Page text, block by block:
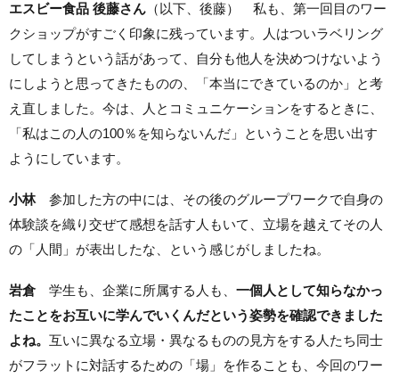
エスビー食品 後藤さん （以下、後藤） 私も、第一回目のワー
クショップがすごく印象に残っています。人はついラベリング
してしまうという話があって、自分も他人を決めつけないよう
にしようと思ってきたものの、「本当にできているのか」と考
え直しました。今は、人とコミュニケーションをするときに、
「私はこの人の100％を知らないんだ」ということを思い出す
ようにしています。
小林参加した方の中には、その後のグループワークで自身の
体験談を織り交ぜて感想を話す人もいて、立場を越えてその人
の「人間」が表出したな、という感じがしましたね。
岩倉 学生も、企業に所属する人も、 一個人として知らなかっ
たことをお互いに学んでいくんだという姿勢を確認できました
よね。 互いに異なる立場・異なるものの見方をする人たち同士
がフラットに対話するための「場」を作ることも、今回のワー